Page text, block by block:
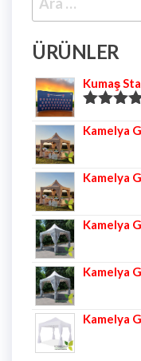
ÜRÜNLER
Kumaş
5.00oy
Kamelya
Kamelya
Kamelya
Kamelya
Kamelya